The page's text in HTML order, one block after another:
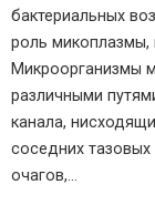
бактериальных
роль микоплазмы,
Микроорганизмы
различными
канала,
соседних
очагов,…